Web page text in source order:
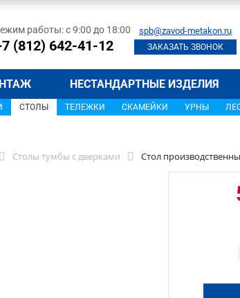
работы: с 9:00 до 18:00
(812) 642-41-12
spb@zavod-metakon.ru
ЗАКАЗАТЬ ЗВОНОК
НЕСТАНДАРТНЫЕ ИЗДЕЛИЯ
СТОЛЫ ТЕЛЕЖКИ СКАМЕЙКИ УРНЫ
Столы тумбы с дверками Стол